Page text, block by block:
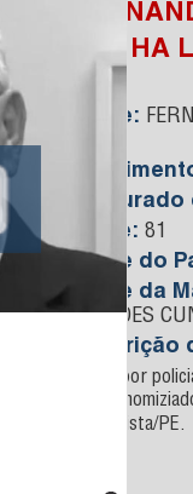
CUNHA
Nome:
Idade: 81
Nome do
Nome da
PAREDES
Descrição
Preso por
estava
de Paulista/PE.